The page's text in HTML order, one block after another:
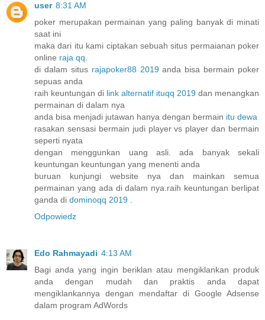
user 8:31 AM
poker merupakan permainan yang paling banyak di minati
saat ini
maka dari itu kami ciptakan sebuah situs permaianan poker
online raja qq
di dalam situs rajapoker88 2019anda bisa bermain poker
sepuas anda
raih keuntungan di link alternatif ituqq 2019 dan menangkan
permainan di dalam nya
anda bisa menjadi jutawan hanya dengan bermain itu dewa
rasakan sensasi bermain judi player vs player dan bermain
seperti nyata
dengan menggunkan uang asli. ada banyak sekali
keuntungan keuntungan yang menenti anda
buruan kunjungi website nya dan mainkan semua
permainan yang ada di dalam nya.raih keuntungan berlipat
ganda di dominoqq 2019
Odpowiedz
Edo Rahmayadi 4:13 AM
Bagi anda yang ingin beriklan atau mengiklankan produk
anda dengan mudah dan praktis anda dapat
mengiklankannya dengan mendaftar di Google Adsense
dalam program AdWords